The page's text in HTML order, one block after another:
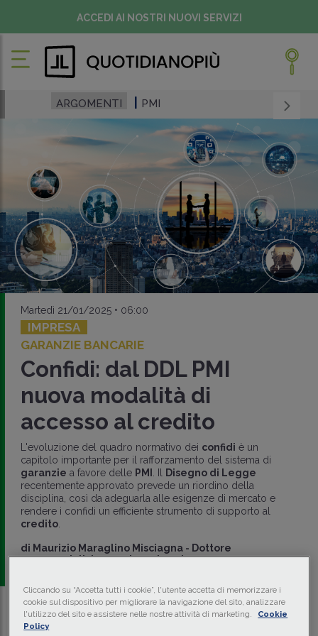
ACCEDI AI NOSTRI NUOVI SERVIZI
ARGOMENTI PMI
Martedì 21/01/2025 • 06:00
IMPRESA
GARANZIE BANCARIE
Confidi: dal DDL PMI
nuova modalità di
accesso al credito
L'evoluzione del quadro normativo dei confidi è un
capitolo importante per il rafforzamento del sistema di
garanzie a favore delle PMI . Il Disegno di Legge
recentemente approvato prevede un riordino della
disciplina, così da adeguarla alle esigenze di mercato e
rendere i confidi un efficiente strumento di supporto al
credito.
di Maurizio Maraglino Misciagna - Dottore
commercialista e revisore legale
Traduci con IA Ascolta la news
Cliccando su “Accetta tutti i cookie”, l'utente accetta di memorizzare i
cookie sul dispositivo per migliorare la navigazione del sito, analizzare
l'utilizzo del sito e assistere nelle nostre attività di marketing.
Cookie
Policy